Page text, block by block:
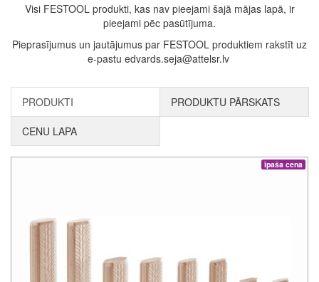
Visi FESTOOL produkti, kas nav pieejami šajā mājas lapā, ir
pieejami pēc pasūtījuma.
Pieprasījumus un jautājumus par FESTOOL produktiem rakstīt uz
e-pastu edvards.seja@attelsr.lv
PRODUKTI PRODUKTU PĀRSKATS
CENU LAPA
īpaša cena